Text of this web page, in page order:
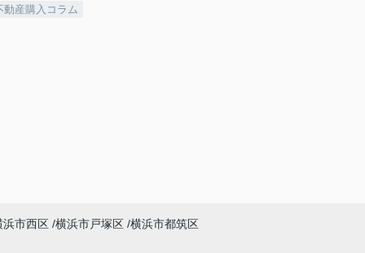
動産購入コラム
浜市西区 横浜市戸塚区 横浜市都筑区